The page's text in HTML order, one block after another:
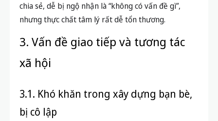
chia sẻ, dễ bị ngộ nhận là “không có vấn đề gì”,
nhưng thực chất tâm lý rất dễ tổn thương.
3. Vấn đề giao tiếp và tương tác
xã hội
3.1. Khó khăn trong xây dựng bạn bè,
bị cô lập